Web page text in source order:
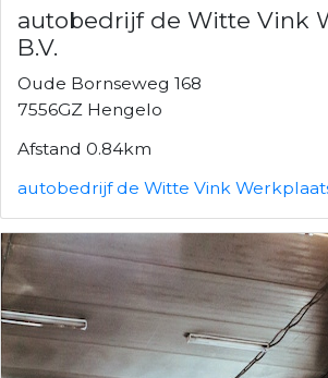
autobedrijf de Witte Vink
B.V.
Oude Bornseweg 168
7556GZ Hengelo
Afstand 0.84km
autobedrijf de Witte Vink